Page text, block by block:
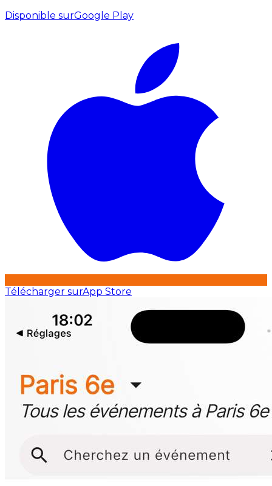
Disponible surGoogle Play
Télécharger surApp Store